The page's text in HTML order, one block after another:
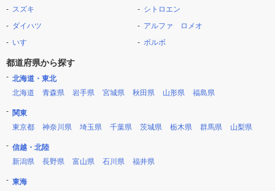
スズキ
ダイハツ
いすゞ
シトロエン
アルファ ロメオ
ボルボ
都道府県から探す
北海道・東北
北海道
青森県 岩手県 宮城県 秋田県 山形県 福島県
関東
東京都
神奈川県 埼玉県 千葉県 茨城県 栃木県 群馬県 山梨県
信越・北陸
新潟県
長野県 富山県 石川県 福井県
東海